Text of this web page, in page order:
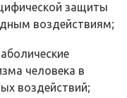
защиты
воздействиям;
человека в
воздейст­вий;